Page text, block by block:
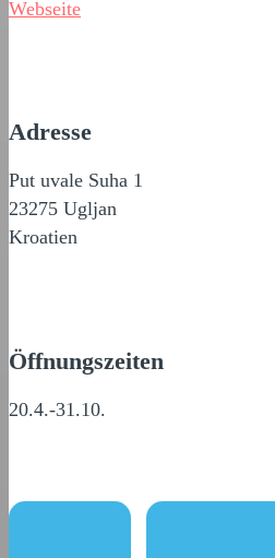
Webseite
Adresse
Put uvale Suha 1
23275 Ugljan
Kroatien
Öffnungszeiten
20.4.-31.10.